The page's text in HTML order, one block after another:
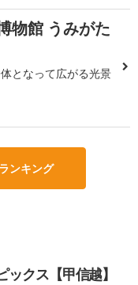
物館 うみがた
となって広がる光景
ンキング
クス【甲信越】